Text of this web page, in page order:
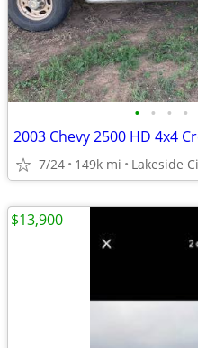
• • • •
2003 Chevy 2500 HD 4x4
7/24 149k mi Lakeside
$13,900